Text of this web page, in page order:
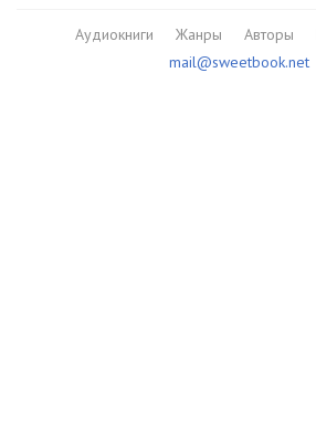
Аудиокниги Жанры Авторы
mail@sweetbook.net